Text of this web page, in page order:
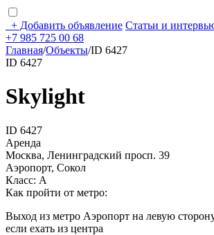
+ Добавить объявление Статьи и
+7 985 725 00 68
Главная/Объекты/ID 6427
ID 6427
Skylight
ID 6427
Аренда
Москва, Ленинградский просп. 39
Аэропорт, Сокол
Класс: А
Как пройти от метро:
Выход из метро Аэропорт на левую
если ехать из центра